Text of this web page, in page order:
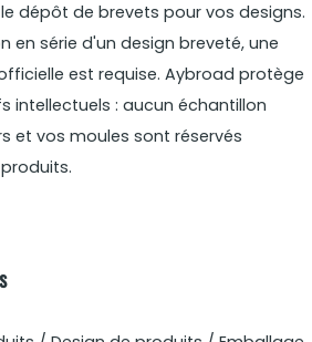
dépôt de brevets pour vos designs.
en série d'un design breveté, une
est requise. Aybroad protège
intellectuels : aucun échantillon
et vos moules sont réservés